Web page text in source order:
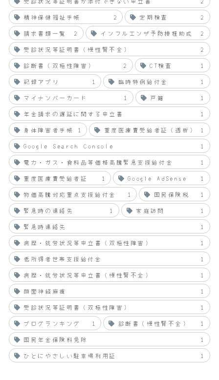
精神保健福祉手帳
2 定期検査
2
請求書類一覧
2 インフルエンザ予防接種助成
2
受診状況等証明書（慢性腎不全）
2
診断書（双極性障害）
2 CT検査
1
記録アプリ
1 臨時特例給付金
1
マイナンバーカード
1 戸籍
1
年金請求の遅延に関する申立書
1
身体障害者手帳
1 重度医療費受給者証（透析）
1
Google Search Console
1
電力・ガス・食料品等価格高騰緊急支援給付金
1
重度医療費受給者証
1 Google AdSense
1
物価高騰対応重点支援給付金
1 国民保険税
1
緊急時の連絡先
1 家庭訪問
1
緊急時連絡先
1
病歴・就労状況等申立書（双極性障害）
1
低所得者世帯支援給付金
1
病歴・就労状況等申立書（慢性腎不全）
1
顔面神経麻痺
1
受診状況等証明書（双極性障害）
1
ブログランキング
1 診断書（慢性腎不全）
1
国民年金保険料免除
1
ひとにやさしい駐車場利用証
1